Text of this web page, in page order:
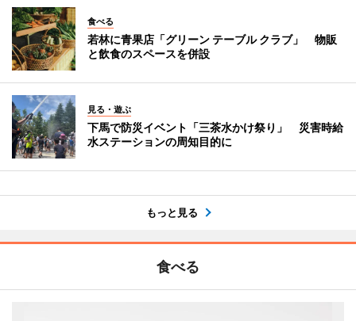
食べる
若林に青果店「グリーン テーブル クラブ」 物販
と飲食のスペースを併設
見る・遊ぶ
下馬で防災イベント「三茶水かけ祭り」 災害時給
水ステーションの周知目的に
もっと見る
食べる